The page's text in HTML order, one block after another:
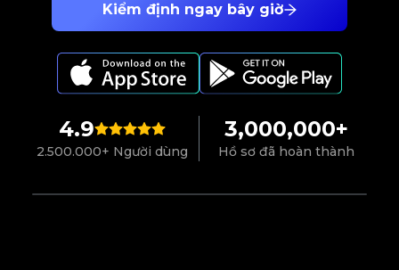
4.9
2.500.000+ Người dùng
3,000,000+
Hồ sơ đã hoàn thành
Kiểm định ngay bây giờ